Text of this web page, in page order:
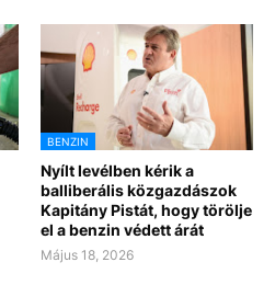
BENZIN
Nyílt levélben kérik a
balliberális közgazdászok
Kapitány Pistát, hogy törölje
el a benzin védett árát
Május 18, 2026